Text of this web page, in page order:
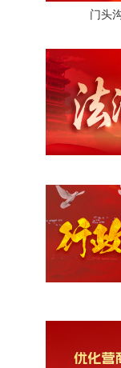
门头